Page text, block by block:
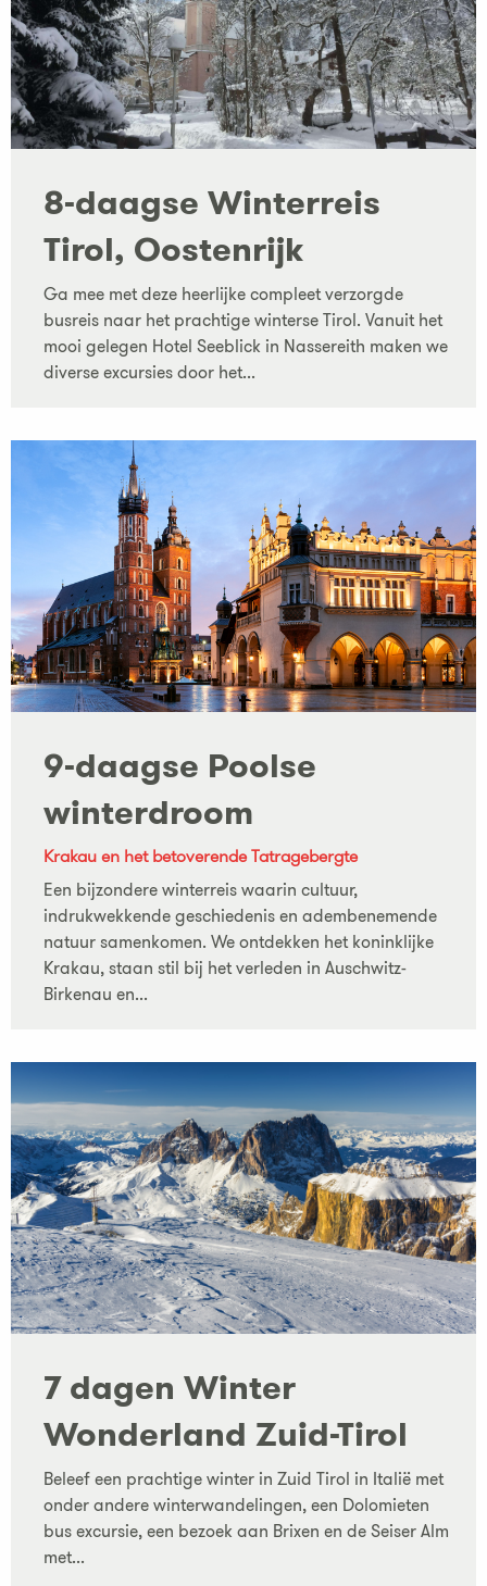
8-daagse Winterreis
Tirol, Oostenrijk
Ga mee met deze heerlijke compleet verzorgde
busreis naar het prachtige winterse Tirol. Vanuit het
mooi gelegen Hotel Seeblick in Nassereith maken we
diverse excursies door het...
9-daagse Poolse
winterdroom
Krakau en het betoverende Tatragebergte
Een bijzondere winterreis waarin cultuur,
indrukwekkende geschiedenis en adembenemende
natuur samenkomen. We ontdekken het koninklijke
Krakau, staan stil bij het verleden in Auschwitz-
Birkenau en...
7 dagen Winter
Wonderland Zuid-Tirol
Beleef een prachtige winter in Zuid Tirol in Italië met
onder andere winterwandelingen, een Dolomieten
bus excursie, een bezoek aan Brixen en de Seiser Alm
met...